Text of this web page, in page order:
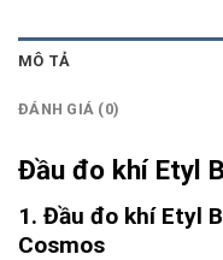
MÔ TẢ
ĐÁNH GIÁ (0)
Đầu đo khí Etyl
1. Đầu đo khí Etyl
Cosmos